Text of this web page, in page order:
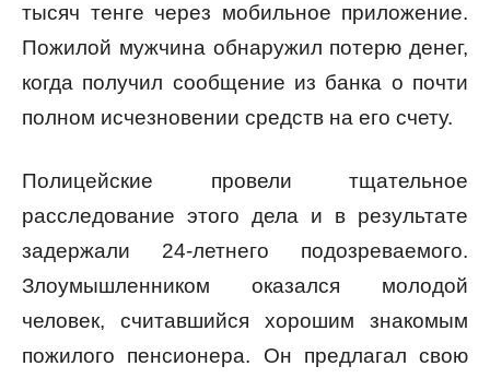
тысяч тенге через мобильное приложение.
Пожилой мужчина обнаружил потерю денег,
когда получил сообщение из банка о почти
полном исчезновении средств на его счету.
Полицейские провели тщательное
расследование этого дела и в результате
задержали 24-летнего подозреваемого.
Злоумышленником оказался молодой
человек, считавшийся хорошим знакомым
пожилого пенсионера. Он предлагал свою